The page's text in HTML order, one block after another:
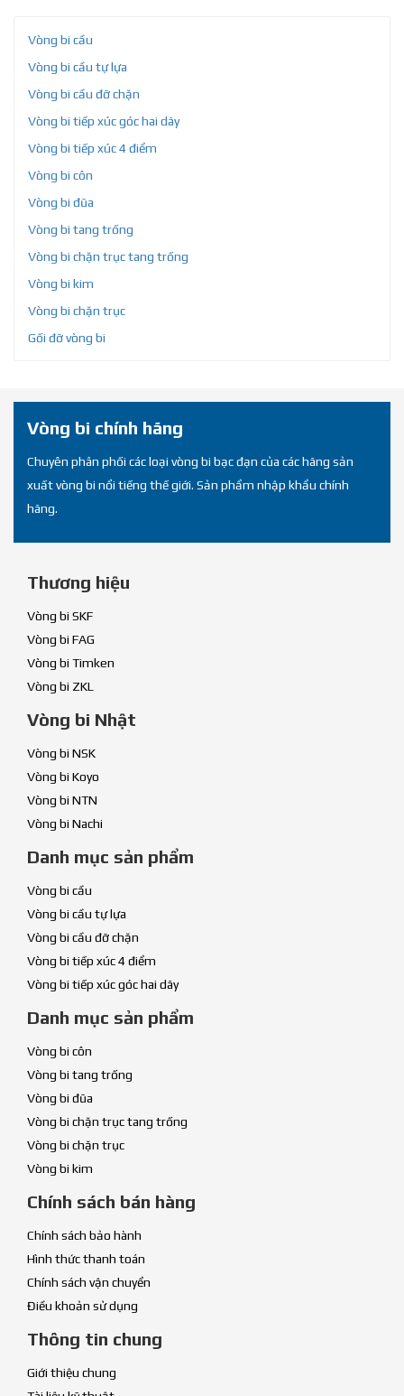
Vòng bi cầu
Vòng bi cầu tự lựa
Vòng bi cầu đỡ chặn
Vòng bi tiếp xúc góc hai dãy
Vòng bi tiếp xúc 4 điểm
Vòng bi côn
Vòng bi đũa
Vòng bi tang trống
Vòng bi chặn trục tang trống
Vòng bi kim
Vòng bi chặn trục
Gối đỡ vòng bi
Vòng bi chính hãng
Chuyên phân phối các loại vòng bi bạc đạn của các hãng sản
xuất vòng bi nổi tiếng thế giới. Sản phẩm nhập khẩu chính
hãng.
Thương hiệu
Vòng bi SKF
Vòng bi FAG
Vòng bi Timken
Vòng bi ZKL
Vòng bi Nhật
Vòng bi NSK
Vòng bi Koyo
Vòng bi NTN
Vòng bi Nachi
Danh mục sản phẩm
Vòng bi cầu
Vòng bi cầu tự lựa
Vòng bi cầu đỡ chặn
Vòng bi tiếp xúc 4 điểm
Vòng bi tiếp xúc góc hai dãy
Danh mục sản phẩm
Vòng bi côn
Vòng bi tang trống
Vòng bi đũa
Vòng bi chặn trục tang trống
Vòng bi chặn trục
Vòng bi kim
Chính sách bán hàng
Chính sách bảo hành
Hình thức thanh toán
Chính sách vận chuyển
Điều khoản sử dụng
Thông tin chung
Giới thiệu chung